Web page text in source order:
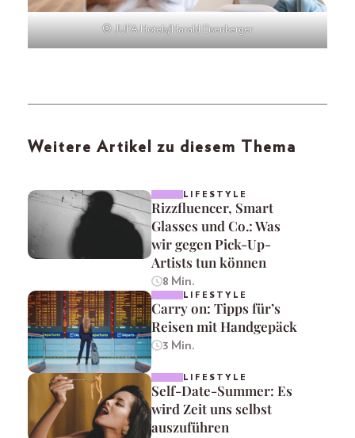
© JUFA Hotels/Harald Eisenberger
Weitere Artikel zu diesem Thema
LIFESTYLE
Rizzfluencer, Smart
Glasses und Co.: Was
wir gegen Pick-Up-
Artists tun können
8 Min.
LIFESTYLE
Carry on: Tipps für’s
Reisen mit Handgepäck
3 Min.
LIFESTYLE
Self-Date-Summer: Es
wird Zeit uns selbst
auszuführen